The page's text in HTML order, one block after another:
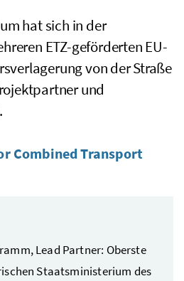
hat sich in der
ETZ-geförderten EU-
von der Straße
und
Combined Transport
Lead Partner: Oberste
Staatsministerium des